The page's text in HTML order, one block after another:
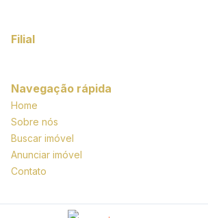
Filial
Navegação rápida
Home
Sobre nós
Buscar imóvel
Anunciar imóvel
Contato